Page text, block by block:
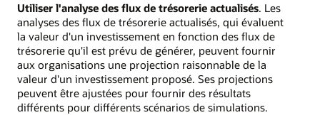
Utiliser l'analyse des flux de trésorerie actualisés. Les
analyses des flux de trésorerie actualisés, qui évaluent
la valeur d'un investissement en fonction des flux de
trésorerie qu'il est prévu de générer, peuvent fournir
aux organisations une projection raisonnable de la
valeur d'un investissement proposé. Ses projections
peuvent être ajustées pour fournir des résultats
différents pour différents scénarios de simulations.